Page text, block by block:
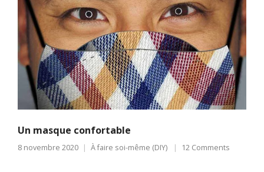
Un masque confortable
8 novembre 2020 À faire soi-même (DIY) 12 Comments